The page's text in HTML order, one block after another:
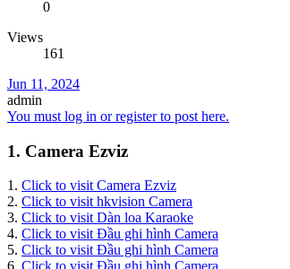
0
Views
161
Jun 11, 2024
admin
You must log in or register to post here.
1. Camera Ezviz
1. Click to visit Camera Ezviz
2. Click to visit hkvision Camera
3. Click to visit Dàn loa Karaoke
4. Click to visit Đầu ghi hình Camera
5. Click to visit Đầu ghi hình Camera